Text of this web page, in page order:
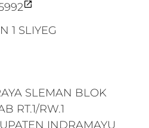
1 SLIYEG
SLEMAN BLOK
RT.1/RW.1
INDRAMAYU